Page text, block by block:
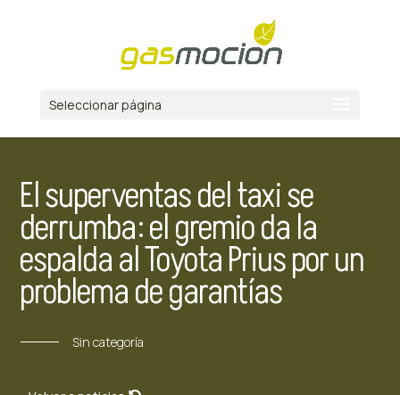
Seleccionar página
El superventas del taxi se
derrumba: el gremio da la
espalda al Toyota Prius por un
problema de garantías
Sin categoría